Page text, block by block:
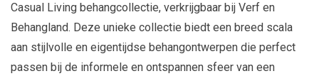
Casual Living behangcollectie, verkrijgbaar bij Verf en
Behangland. Deze unieke collectie biedt een breed scala
aan stijlvolle en eigentijdse behangontwerpen die perfect
passen bij de informele en ontspannen sfeer van een